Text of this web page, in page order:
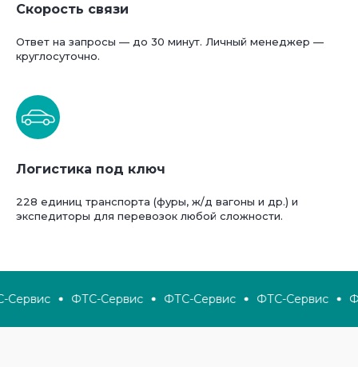
Скорость связи
Ответ на запросы — до 30 минут. Личный менеджер —
круглосуточно.
Логистика под ключ
228 единиц транспорта (фуры, ж/д вагоны и др.) и
экспедиторы для перевозок любой сложности.
ФТС-Сервис ФТС-Сервис ФТС-Сервис